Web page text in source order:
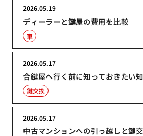
ディーラーと鍵屋の費用を比較
2026.05.19
車
合鍵屋へ行く前に知っておきたい
2026.05.17
鍵交換
中古マンションへの引っ越しと鍵
2026.05.17